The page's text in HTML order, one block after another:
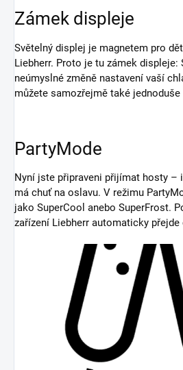
Zámek displeje
Světelný displej je magnetem pro
Liebherr. Proto je tu zámek displeje:
neúmyslné změně nastavení vaší
můžete samozřejmě také
PartyMode
Nyní jste připraveni přijímat hosty –
má chuť na oslavu. V režimu
jako SuperCool anebo SuperFrost.
zařízení Liebherr automaticky